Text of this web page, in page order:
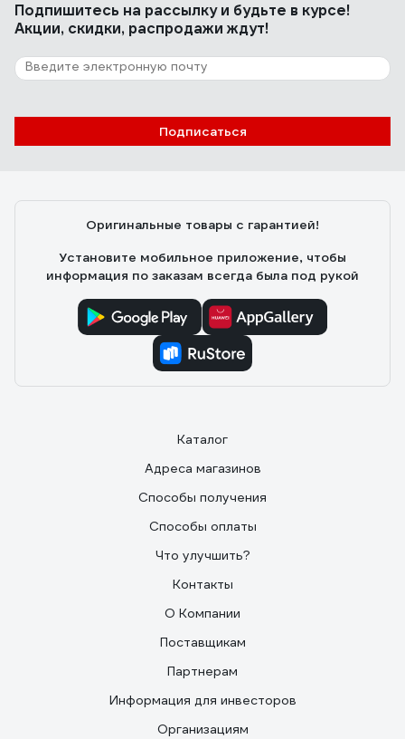
Подпишитесь на рассылкуи будьте в курсе!
Акции, скидки, распродажи ждут!
Подписаться
Оригинальные товары с гарантией!
Установите мобильное приложение, чтобы
информация по заказам всегда была под рукой
Каталог
Адреса магазинов
Способы получения
Способы оплаты
Что улучшить?
Контакты
О Компании
Поставщикам
Партнерам
Информация для инвесторов
Организациям